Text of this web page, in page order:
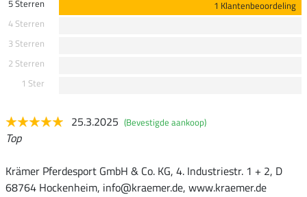
5 Sterren
1 Klantenbeoordeling
4 Sterren
3 Sterren
2 Sterren
1 Ster
25.3.2025 (Bevestigde aankoop)
Top
Krämer Pferdesport GmbH & Co. KG, 4. Industriestr. 1 + 2, D
68764 Hockenheim, info@kraemer.de, www.kraemer.de